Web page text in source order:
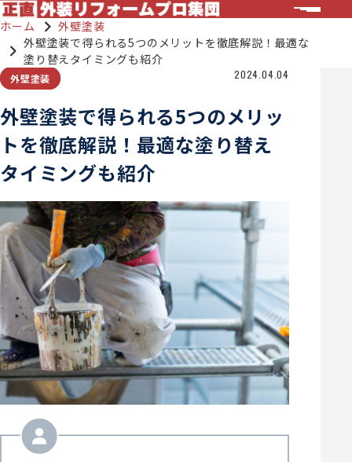
ホーム
外壁塗装
外壁塗装で得られる5つのメリットを徹底解説！最適な
塗り替えタイミングも紹介
外壁塗装 2024.04.04
外壁塗装で得られる5つのメリッ
トを徹底解説！最適な塗り替え
タイミングも紹介